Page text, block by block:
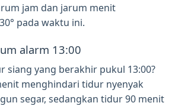
jam dan jarum menit
pada waktu ini.
alarm 13:00
siang yang berakhir pukul 13:00?
menghindari tidur nyenyak
segar, sedangkan tidur 90 menit